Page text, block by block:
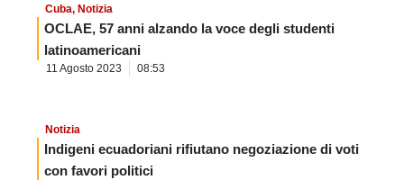
Cuba, Notizia
OCLAE, 57 anni alzando la voce degli studenti
latinoamericani
11 Agosto 2023 08:53
Notizia
Indigeni ecuadoriani rifiutano negoziazione di voti
con favori politici